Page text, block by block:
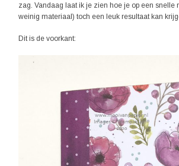
zag. Vandaag laat ik je zien hoe je op een snelle
weinig materiaal) toch een leuk resultaat kan
Dit is de voorkant: